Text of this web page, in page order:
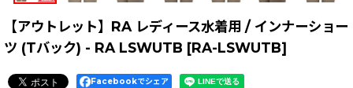
【アウトレット】RA レディース水着用 / インナーショー
ツ (Tバック) - RA LSWUTB [RA-LSWUTB]
Facebookでシェア